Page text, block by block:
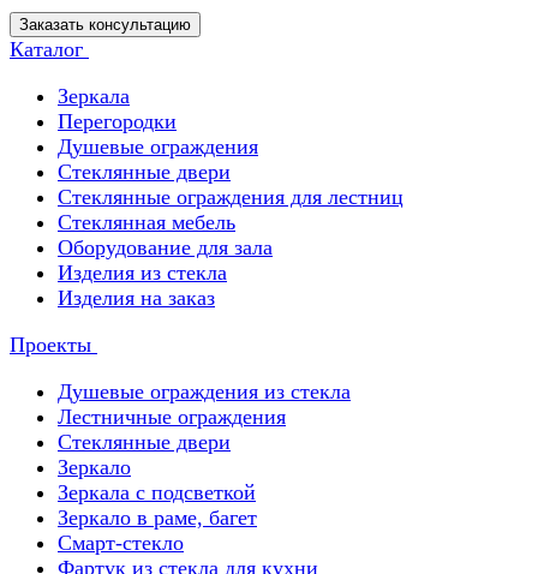
Заказать консультацию
Каталог
Зеркала
Перегородки
Душевые ограждения
Стеклянные двери
Стеклянные ограждения для лестниц
Стеклянная мебель
Оборудование для зала
Изделия из стекла
Изделия на заказ
Проекты
Душевые ограждения из стекла
Лестничные ограждения
Стеклянные двери
Зеркало
Зеркала с подсветкой
Зеркало в раме, багет
Смарт-стекло
Фартук из стекла для кухни